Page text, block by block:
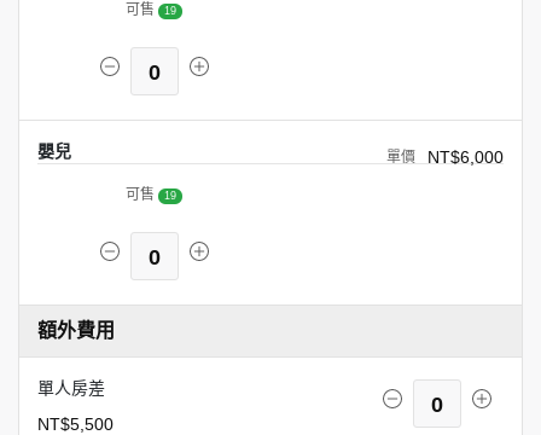
可售 19
0
嬰兒 NT$6,000
可售 19
0
額外費用
單人房差
NT$5,500
0